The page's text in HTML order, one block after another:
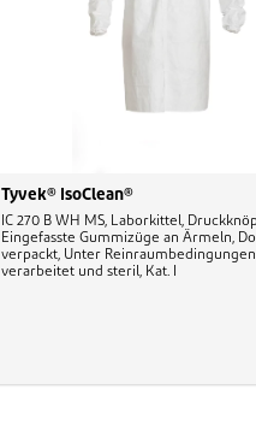
Tyvek® IsoClean®
IC 270 B WH MS, Laborkittel,
Eingefasste Gummizüge an Ärmeln,
verpackt, Unter Reinraumbedingungen
verarbeitet und steril, Kat. I